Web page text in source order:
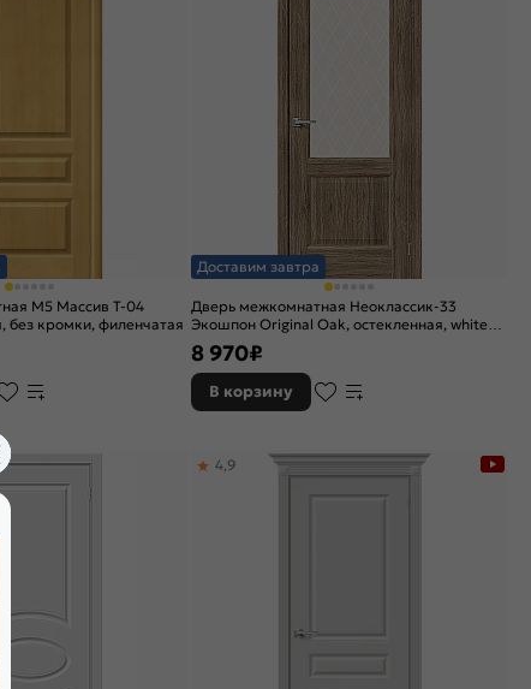
М5 Массив Т-04
без кромки, филенчатая
Доставим завтра
Дверь межкомнатная Неоклассик-33
Экошпон Original Oak, остекленная, white
сrystal, кромка нет, филенчатая
8 970₽
В корзину
4,9